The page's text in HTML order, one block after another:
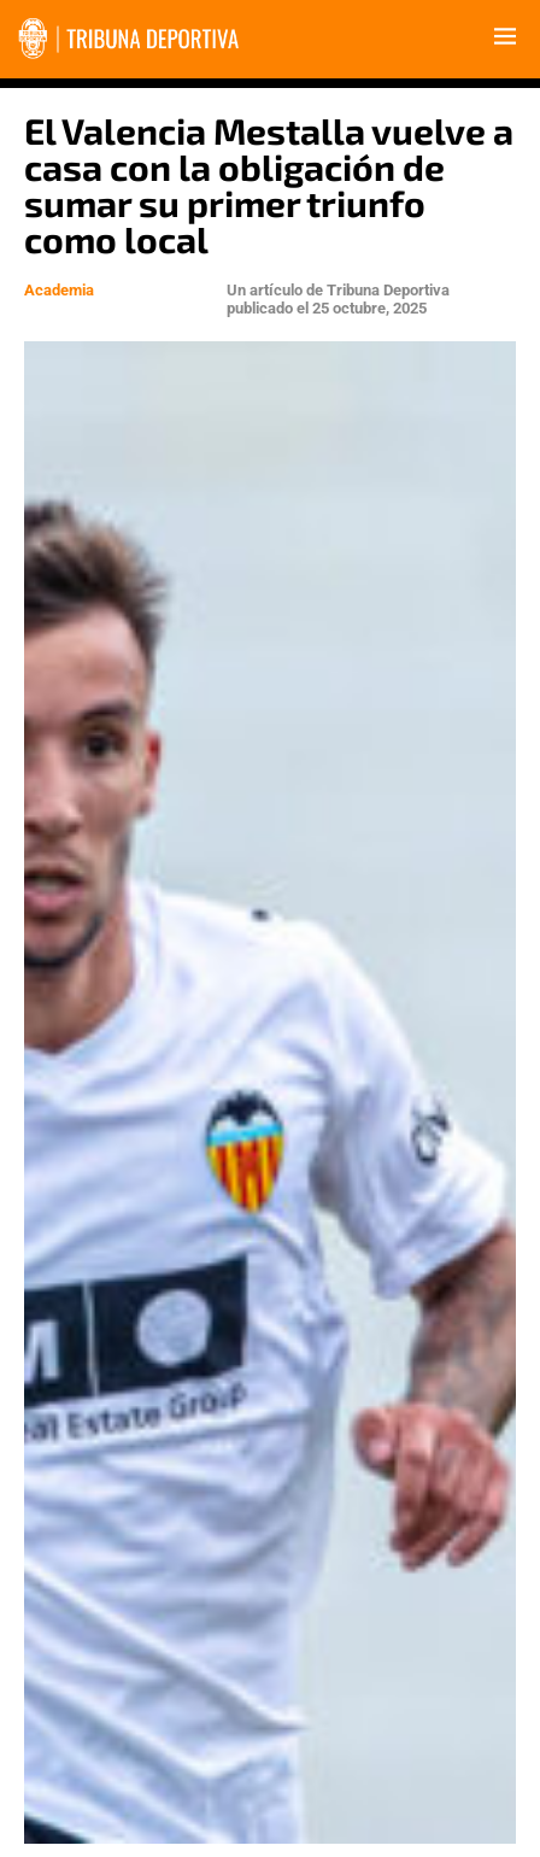
El Valencia Mestalla vuelve a
casa con la obligación de
sumar su primer triunfo
como local
Academia Un artículo de Tribuna Deportiva
publicado el 25 octubre, 2025